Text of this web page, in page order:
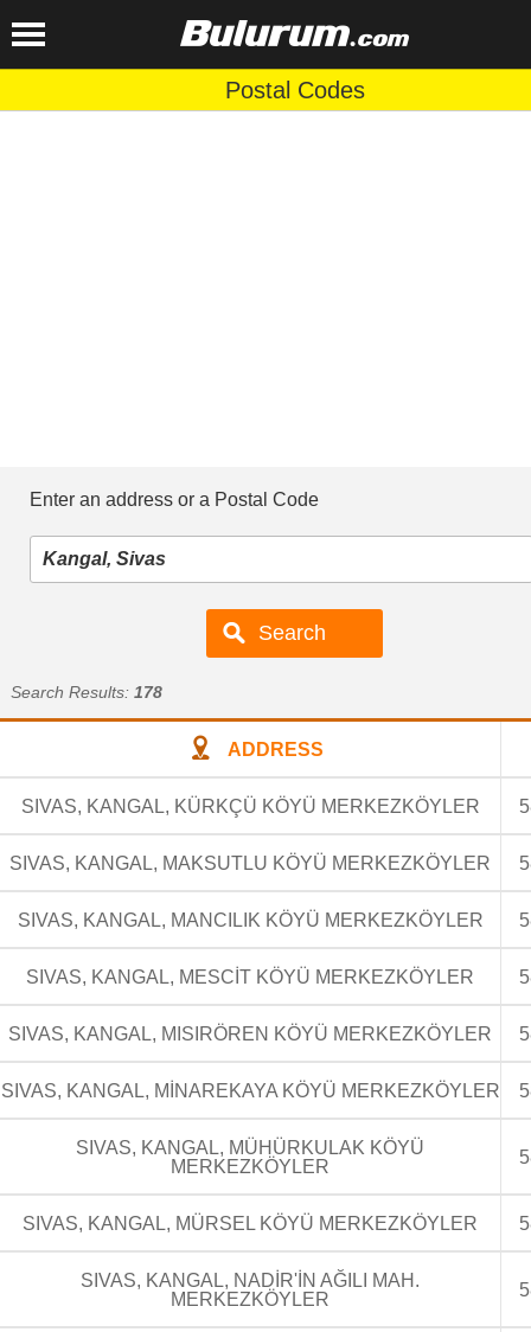
Postal Codes
Enter an address or a Postal Code
Search Results: 178
ADDRESS
SIVAS, KANGAL, KÜRKÇÜ KÖYÜ MERKEZKÖYLER
SIVAS, KANGAL, MAKSUTLU KÖYÜ MERKEZKÖYLER
SIVAS, KANGAL, MANCILIK KÖYÜ MERKEZKÖYLER
SIVAS, KANGAL, MESCİT KÖYÜ MERKEZKÖYLER
SIVAS, KANGAL, MISIRÖREN KÖYÜ MERKEZKÖYLER
SIVAS, KANGAL, MİNAREKAYA KÖYÜ MERKEZKÖYLER
SIVAS, KANGAL, MÜHÜRKULAK KÖYÜ
MERKEZKÖYLER
SIVAS, KANGAL, MÜRSEL KÖYÜ MERKEZKÖYLER
SIVAS, KANGAL, NADİR'İN AĞILI MAH.
MERKEZKÖYLER